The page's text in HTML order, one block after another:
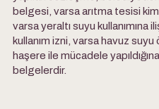
belgesi, varsa arıtma tesisi
varsa yeraltı suyu kullanımına
kullanım izni, varsa havuz
haşere ile mücadele
belgelerdir.